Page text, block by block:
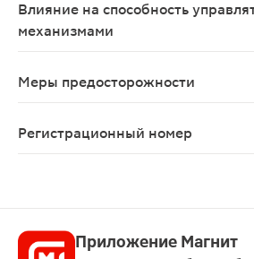
Влияние на способность
механизмами
Меры предосторожности
Регистрационный номер
Приложение Магнит